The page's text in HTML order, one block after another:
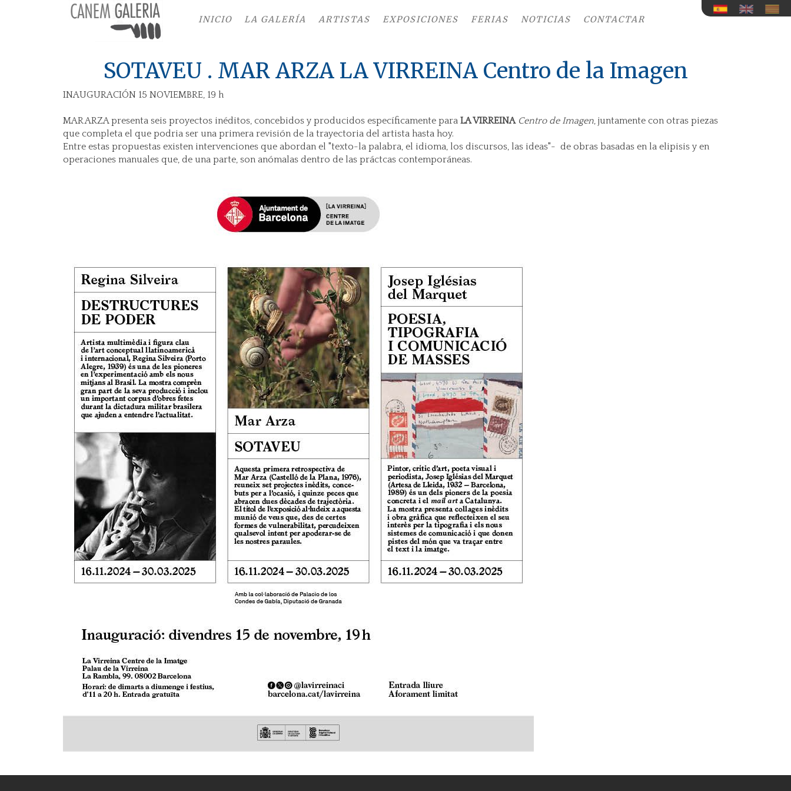
INICIO LA GALERÍA ARTISTAS EXPOSICIONES FERIAS NOTICIAS CONTACTAR
SOTAVEU . MAR ARZA LA VIRREINA Centro de la Imagen
INAUGURACIÓN 15 NOVIEMBRE, 19 h
MAR ARZA presenta seis proyectos inéditos, concebidos y producidos específicamente para LA VIRREINA Centro de Imagen, juntamente con otras piezas
que completa el que podria ser una primera revisión de la trayectoria del artista hasta hoy.
Entre estas propuestas existen intervenciones que abordan el "texto-la palabra, el idioma, los discursos, las ideas"- de obras basadas en la elipisis y en
operaciones manuales que, de una parte, son anómalas dentro de las práctcas contemporáneas.